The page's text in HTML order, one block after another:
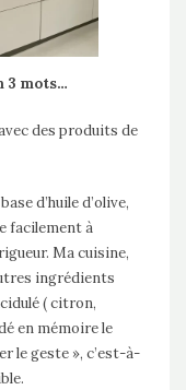
3 mots…
des produits de
d’huile d’olive,
facilement à
Ma cuisine,
ingrédients
( citron,
en mémoire le
le geste », c’est-à-